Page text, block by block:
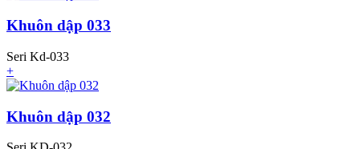
Khuôn dập 033
Seri Kd-033
+
Khuôn dập 032